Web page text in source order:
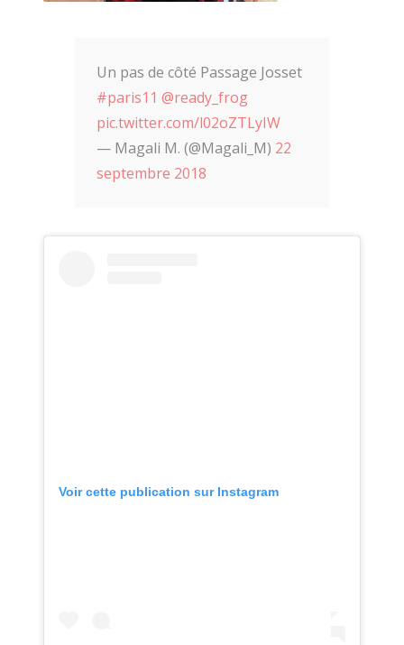
octobre, novembre 2014
Un pas de côté Passage Josset
#paris11 @ready_frog
pic.twitter.com/l02oZTLyIW
— Magali M. (@Magali_M) 22
septembre 2018
Voir cette publication sur Instagram